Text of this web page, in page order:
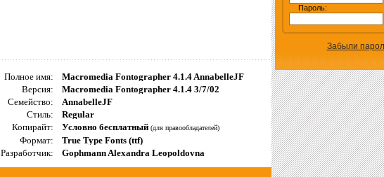
Полное имя:
Macromedia Fontographer 4.1.4 AnnabelleJF
Версия:
Macromedia Fontographer 4.1.4 3/7/02
Семейство:
AnnabelleJF
Стиль:
Regular
Копирайт:
Условно бесплатный (для правообладателей)
Формат:
True Type Fonts (ttf)
Разработчик:
Gophmann Alexandra Leopoldovna
Пароль:
Забыли